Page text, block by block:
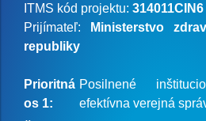
ITMS kód projektu: 314011CIN6
Prijímateľ:
Ministerstvo
republiky
Prioritná
os 1:
Posilnené
efektívna verejná